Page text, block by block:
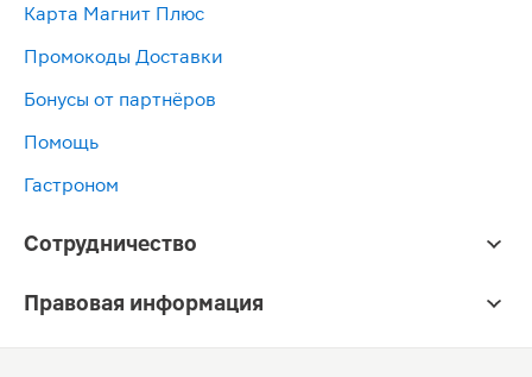
Карта Магнит Плюс
Промокоды Доставки
Бонусы от партнёров
Помощь
Гастроном
Сотрудничество
Правовая информация